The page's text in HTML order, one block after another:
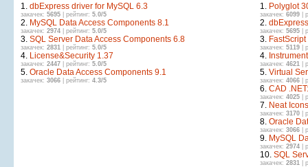
1. dbExpress driver for MySQL 6.3
закачек: 5695 | рейтинг: 5.0/5
2. MySQL Data Access Components 8.1
закачек: 2974 | рейтинг: 5.0/5
3. SQL Server Data Access Components 6.8
закачек: 2831 | рейтинг: 5.0/5
4. License&Security 1.37
закачек: 2447 | рейтинг: 5.0/5
5. Oracle Data Access Components 9.1
закачек: 3066 | рейтинг: 4.3/5
1. Polyglot
закачек: 6099 |
2.
закачек: 5695 |
3.
закачек: 5119 |
4.
закачек: 4621 |
5. Virtual
закачек: 4066 |
6. CAD
закачек: 4025 |
7. Neat
закачек: 3170 |
8. Oracle
закачек: 3066 |
9. MySQL
закачек: 2974 |
10. SQL
закачек: 2831 |